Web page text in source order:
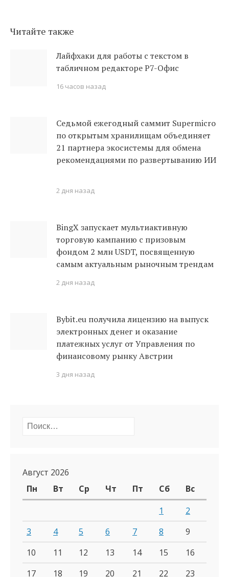
Читайте также
Лайфхаки для работы с текстом в
табличном редакторе Р7-Офис
16 часов назад
Седьмой ежегодный саммит Supermicro
по открытым хранилищам объединяет
21 партнера экосистемы для обмена
рекомендациями по развертыванию ИИ
2 дня назад
BingX запускает мультиактивную
торговую кампанию с призовым
фондом 2 млн USDT, посвященную
самым актуальным рыночным трендам
2 дня назад
Bybit.eu получила лицензию на выпуск
электронных денег и оказание
платежных услуг от Управления по
финансовому рынку Австрии
3 дня назад
Найти:
Август 2026
Пн
Вт Ср Чт Пт Сб
Вс
1
2
3
4 5 6 7 8
9
10
11 12 13 14 15
16
17
18 19 20 21 22 23